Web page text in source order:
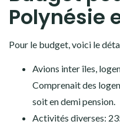
Polynésie
Pour le budget, voici le
Avions inter îles,
Comprenait des
soit en demi pension.
Activités diverses: